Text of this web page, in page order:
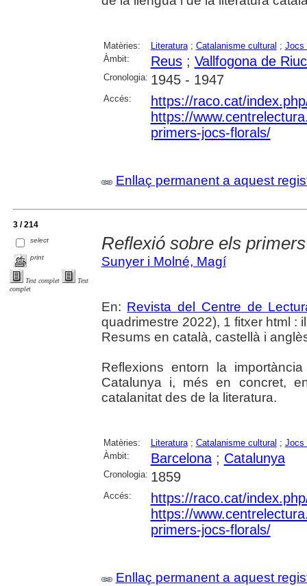
Matèries: Literatura; Catalanisme cultural ; Jocs
Àmbit:
Reus; Vallfogona de
Cronologia: 1945 - 1947
Accés:
https://raco.cat/
https://
primers-jocs-florals/
Enllaç permanent a aquest
3 / 214
select
print
Text complet
Text
complet
Reflexió sobre els
Sunyer i Molné, Magí
En: Revista del Centre de
quadrimestre 2022), 1 fitxer html :
Resums en català, castellà i
Reflexions entorn la
Catalunya i, més en concret,
catalanitat des de la literatura.
Matèries: Literatura; Catalanisme cultural ; Jocs
Àmbit:
Barcelona; Catalunya
Cronologia: 1859
Accés:
https://raco.cat/
https://
primers-jocs-florals/
Enllaç permanent a aquest